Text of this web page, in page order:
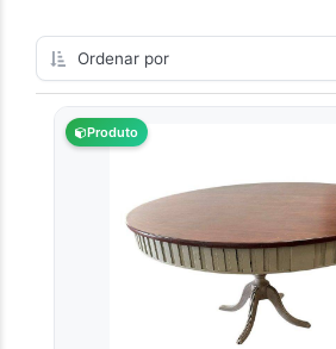
Produto